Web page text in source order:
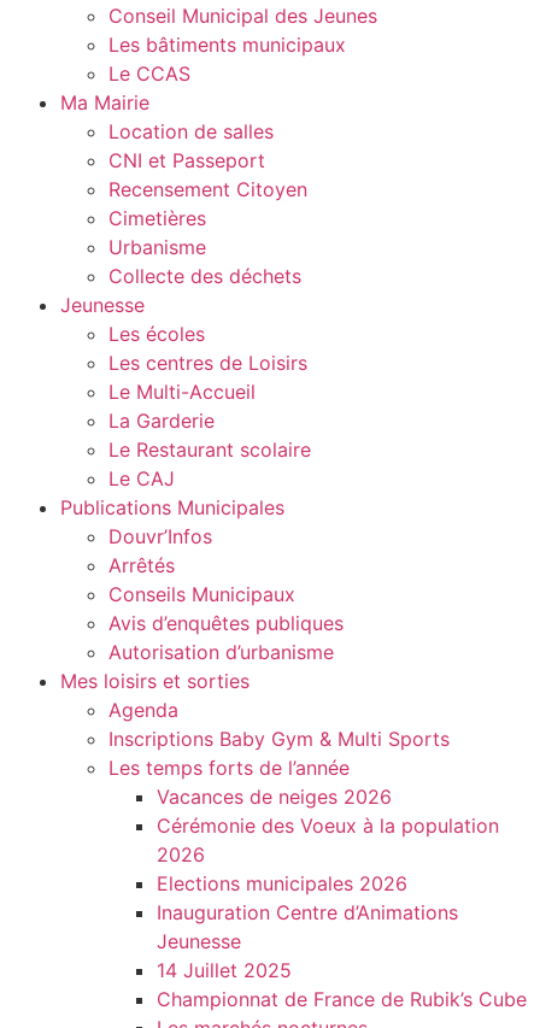
Conseil Municipal des Jeunes
Les bâtiments municipaux
Le CCAS
Ma Mairie
Location de salles
CNI et Passeport
Recensement Citoyen
Cimetières
Urbanisme
Collecte des déchets
Jeunesse
Les écoles
Les centres de Loisirs
Le Multi-Accueil
La Garderie
Le Restaurant scolaire
Le CAJ
Publications Municipales
Douvr’Infos
Arrêtés
Conseils Municipaux
Avis d’enquêtes publiques
Autorisation d’urbanisme
Mes loisirs et sorties
Agenda
Inscriptions Baby Gym & Multi Sports
Les temps forts de l’année
Vacances de neiges 2026
Cérémonie des Voeux à la population
2026
Elections municipales 2026
Inauguration Centre d’Animations
Jeunesse
14 Juillet 2025
Championnat de France de Rubik’s Cube